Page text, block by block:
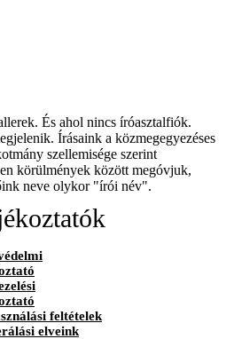
És ahol nincs íróasztalfiók.
Írásaink a közmegegyezéses
szellemisége szerint
körülmények között megóvjuk,
neve olykor "írói név".
feltételek
elveink